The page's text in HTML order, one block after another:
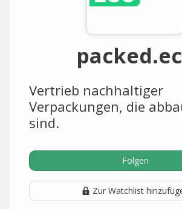
Vertrieb nachhaltiger
Verpackungen, die
sind.
Folgen
Zur Watchlist